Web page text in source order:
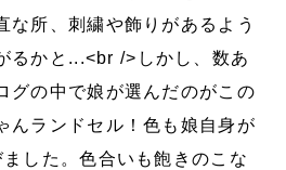
な所、刺繍や飾りがあるよう
るかと...<br />しかし、数あ
グの中で娘が選んだのがこの
んランドセル！色も娘自身が
した。色合いも飽きのこな